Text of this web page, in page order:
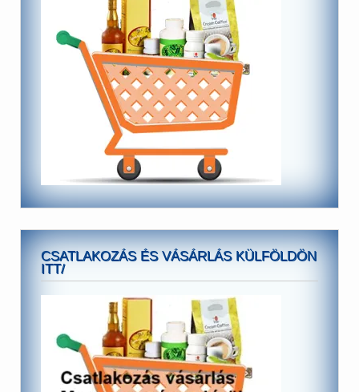
CSATLAKOZÁS ÉS VÁSÁRLÁS KÜLFÖLDÖN
ITT/